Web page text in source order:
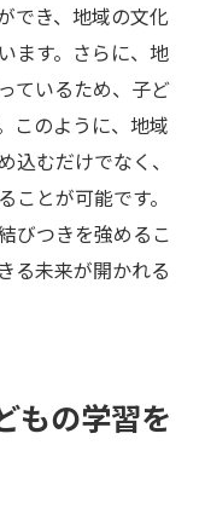
でき、地域の文化
ます。さらに、地
ているため、子ど
このように、地域
込むだけでなく、
とが可能です。
びつきを強めるこ
る未来が開かれる
もの学習を